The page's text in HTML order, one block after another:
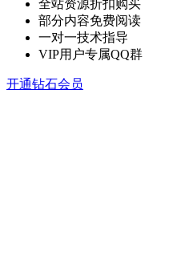
全站资源折扣购买
部分内容免费阅读
一对一技术指导
VIP用户专属QQ群
开通钻石会员